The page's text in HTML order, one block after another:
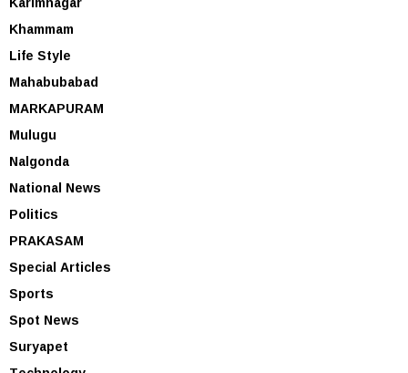
Khammam
Life Style
Mahabubabad
MARKAPURAM
Mulugu
Nalgonda
National News
Politics
PRAKASAM
Special Articles
Sports
Spot News
Suryapet